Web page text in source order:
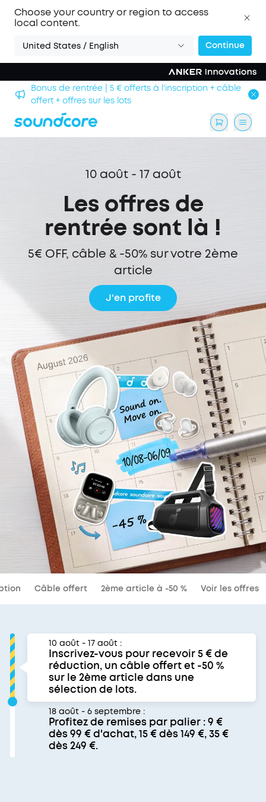
Choose your country or region to access
local content.
United States / English Continue
Bonus de rentrée | 5 € offerts à l'inscription + câble
offert + offres sur les lots
10 août - 17 août
Les offres de
rentrée sont là !
5€ OFF, câble & -50% sur votre 2ème
article
J'en profite
Câble offert 2ème article à -50 % Voir les offres
10 août - 17 août :
Inscrivez-vous pour recevoir 5 € de
réduction, un câble offert et -50 %
sur le 2ème article dans une
sélection de lots.
18 août - 6 septembre :
Profitez de remises par palier : 9 €
dès 99 € d'achat, 15 € dès 149 €, 35 €
dès 249 €.